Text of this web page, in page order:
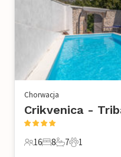
Chorwacja
Crikvenica -
16 Goście
16
8 Sypialnie
8
7 Łazienki
7
1 Zwierzę
1